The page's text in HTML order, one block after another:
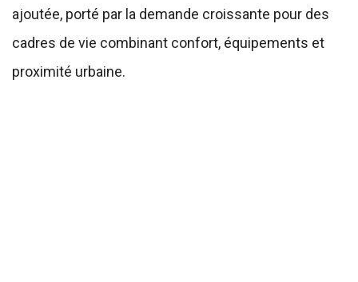
ajoutée, porté par la demande croissante pour des
cadres de vie combinant confort, équipements et
proximité urbaine.